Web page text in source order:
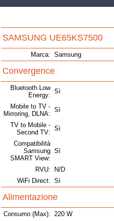
SAMSUNG UE65KS7500
Marca: Samsung
Convergence
Bluetooth Low
Energy:
Sì
Mobile to TV -
Mirroring, DLNA:
Sì
TV to Mobile -
Second TV:
Sì
Compatibilità
Samsung
SMART View:
Sì
RVU:
N/D
WiFi Direct: Sì
Alimentazione
Consumo (Max): 220 W